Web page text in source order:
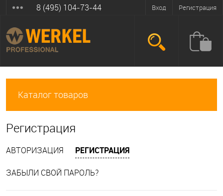
Вход Регистрация
8 (495) 104-73-44
Каталог товаров
Регистрация
АВТОРИЗАЦИЯ РЕГИСТРАЦИЯ
ЗАБЫЛИ СВОЙ ПАРОЛЬ?